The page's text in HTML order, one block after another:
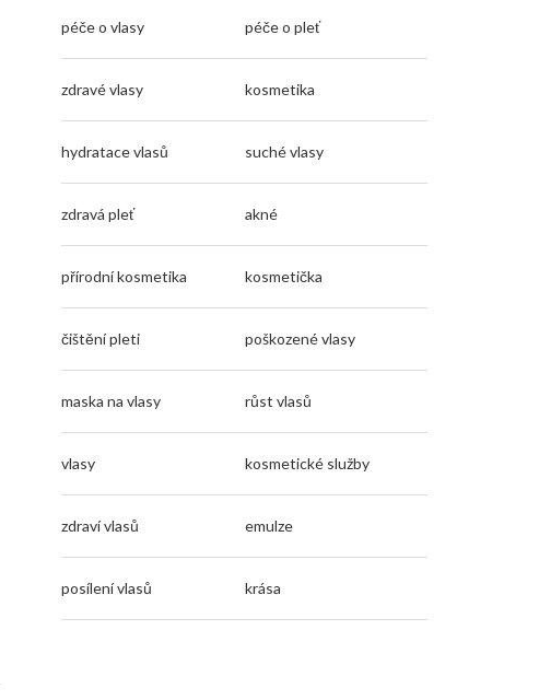
péče o vlasy péče o pleť
zdravé vlasy kosmetika
hydratace vlasů suché vlasy
zdravá pleť akné
přírodní kosmetika kosmetička
čištění pleti poškozené vlasy
maska na vlasy růst vlasů
vlasy kosmetické služby
zdraví vlasů emulze
posílení vlasů krása